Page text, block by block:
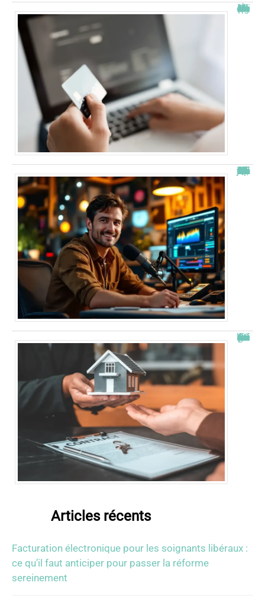
À quelle heure les virements bancaires passent Crédit Agricole ?
“Alexis Morel, journaliste : Qui est le fils de Apolline de Malherbe ?”
Combien de fois peut-on passer en commission logement ?
Articles récents
Facturation électronique pour les soignants libéraux :
ce qu’il faut anticiper pour passer la réforme
sereinement